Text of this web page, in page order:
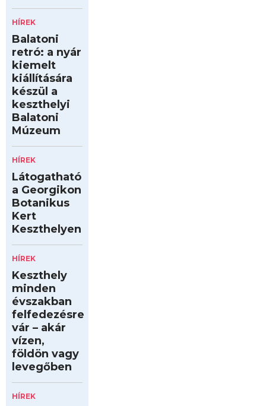
HÍREK
Balatoni
retró: a nyár
kiemelt
kiállítására
készül a
keszthelyi
Balatoni
Múzeum
HÍREK
Látogatható
a Georgikon
Botanikus
Kert
Keszthelyen
HÍREK
Keszthely
minden
évszakban
felfedezésre
vár – akár
vízen,
földön vagy
levegőben
HÍREK